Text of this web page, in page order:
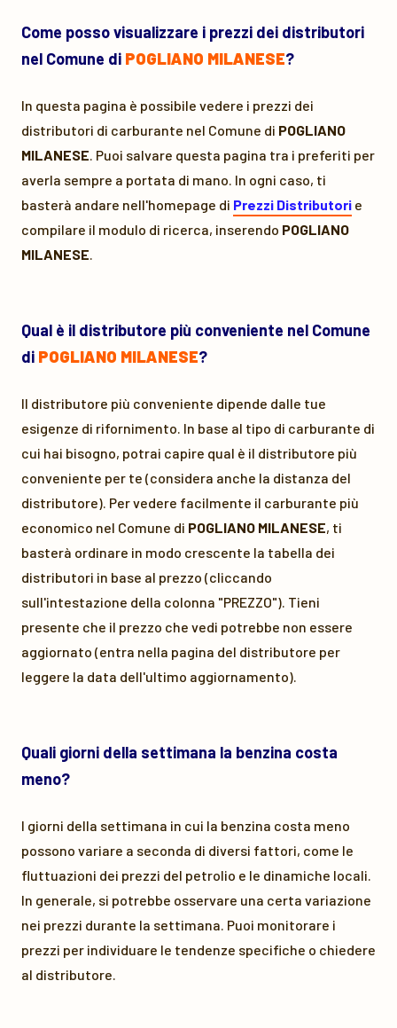
Come posso visualizzare i prezzi dei distributori
nel Comune di POGLIANO MILANESE?
In questa pagina è possibile vedere i prezzi dei
distributori di carburante nel Comune di POGLIANO
MILANESE. Puoi salvare questa pagina tra i preferiti per
averla sempre a portata di mano. In ogni caso, ti
basterà andare nell'homepage di Prezzi Distributori e
compilare il modulo di ricerca, inserendo POGLIANO
MILANESE.
Qual è il distributore più conveniente nel Comune
di POGLIANO MILANESE?
Il distributore più conveniente dipende dalle tue
esigenze di rifornimento. In base al tipo di carburante di
cui hai bisogno, potrai capire qual è il distributore più
conveniente per te (considera anche la distanza del
distributore). Per vedere facilmente il carburante più
economico nel Comune di POGLIANO MILANESE, ti
basterà ordinare in modo crescente la tabella dei
distributori in base al prezzo (cliccando
sull'intestazione della colonna "PREZZO"). Tieni
presente che il prezzo che vedi potrebbe non essere
aggiornato (entra nella pagina del distributore per
leggere la data dell'ultimo aggiornamento).
Quali giorni della settimana la benzina costa
meno?
I giorni della settimana in cui la benzina costa meno
possono variare a seconda di diversi fattori, come le
fluttuazioni dei prezzi del petrolio e le dinamiche locali.
In generale, si potrebbe osservare una certa variazione
nei prezzi durante la settimana. Puoi monitorare i
prezzi per individuare le tendenze specifiche o chiedere
al distributore.